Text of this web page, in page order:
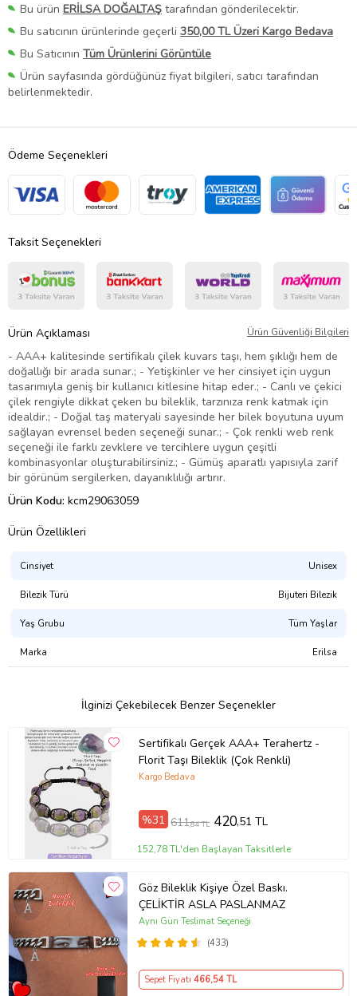
Bu ürün ERİLSA DOĞALTAŞ tarafından gönderilecektir.
Bu satıcının ürünlerinde geçerli 350,00 TL Üzeri Kargo Bedava
Bu Satıcının Tüm Ürünlerini Görüntüle
Ürün sayfasında gördüğünüz fiyat bilgileri, satıcı tarafından
belirlenmektedir.
Ödeme Seçenekleri
Taksit Seçenekleri
Ürün Açıklaması Ürün Güvenliği Bilgileri
- AAA+ kalitesinde sertifikalı çilek kuvars taşı, hem şıklığı hem de
doğallığı bir arada sunar.; - Yetişkinler ve her cinsiyet için uygun
tasarımıyla geniş bir kullanıcı kitlesine hitap eder.; - Canlı ve çekici
çilek rengiyle dikkat çeken bu bileklik, tarzınıza renk katmak için
idealdir.; - Doğal taş materyali sayesinde her bilek boyutuna uyum
sağlayan evrensel beden seçeneği sunar.; - Çok renkli web renk
seçeneği ile farklı zevklere ve tercihlere uygun çeşitli
kombinasyonlar oluşturabilirsiniz.; - Gümüş aparatlı yapısıyla zarif
bir görünüm sergilerken, dayanıklılığı artırır.
Ürün Kodu: kcm29063059
Ürün Özellikleri
Cinsiyet Unisex
Bilezik Türü Bijuteri Bilezik
Yaş Grubu Tüm Yaşlar
Marka Erilsa
İlginizi Çekebilecek Benzer Seçenekler
Sertifikalı Gerçek AAA+ Terahertz -
Florit Taşı Bileklik (Çok Renkli)
Kargo Bedava
%31 611,84 TL 420,51 TL
152,78 TL'den Başlayan Taksitlerle
Göz Bileklik Kişiye Özel Baskı.
ÇELİKTİR ASLA PASLANMAZ
(433)
Aynı Gün Teslimat Seçeneği
Sepet Fiyatı 466,54 TL